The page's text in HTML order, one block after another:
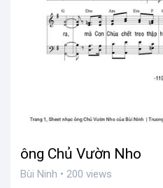
ông Chủ Vườn Nho
Bùi Ninh • 200 views